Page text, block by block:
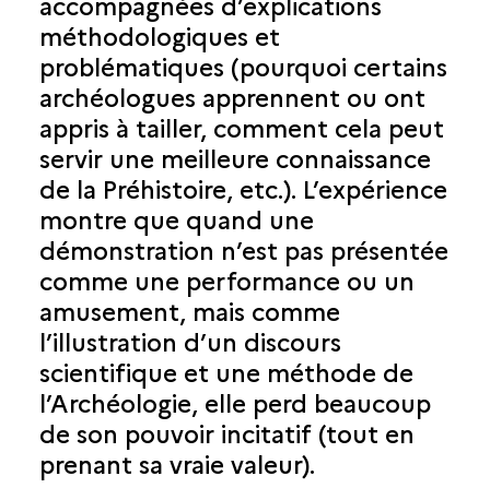
méthodologiques et
problématiques (pourquoi certains
archéologues apprennent ou ont
appris à tailler, comment cela peut
servir une meilleure connaissance
de la Préhistoire, etc.). L’expérience
montre que quand une
démonstration n’est pas présentée
comme une performance ou un
amusement, mais comme
l’illustration d’un discours
scientifique et une méthode de
l’Archéologie, elle perd beaucoup
de son pouvoir incitatif (tout en
prenant sa vraie valeur).